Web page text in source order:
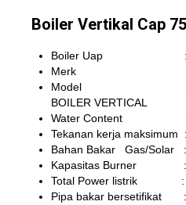
Boiler Vertikal Cap
Boiler Uap :
Merk : IMB
Model : ONCE
BOILER VERTICAL
Water Content : 75
Tekanan kerja maksimum
Bahan Bakar Gas/Solar
Kapasitas Burner :
Total Power listrik :
Pipa bakar bersetifikat :